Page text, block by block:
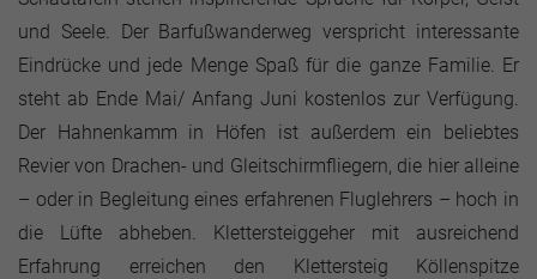
und Seele. Der Barfußwanderweg verspricht interessante
Eindrücke und jede Menge Spaß für die ganze Familie. Er
steht ab Ende Mai/ Anfang Juni kostenlos zur Verfügung.
Der Hahnenkamm in Höfen ist außerdem ein beliebtes
Revier von Drachen- und Gleitschirmfliegern, die hier alleine
– oder in Begleitung eines erfahrenen Fluglehrers – hoch in
die Lüfte abheben. Klettersteiggeher mit ausreichend
Erfahrung erreichen den Klettersteig Köllenspitze